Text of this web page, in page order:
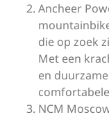
Ancheer
die op zoek
Met een
en
NCM